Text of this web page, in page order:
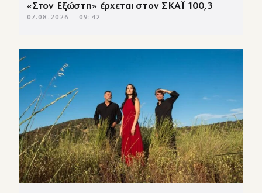
«Στον Εξώστη» έρχεται στον ΣΚΑΪ 100,3
07.08.2026 — 09:42